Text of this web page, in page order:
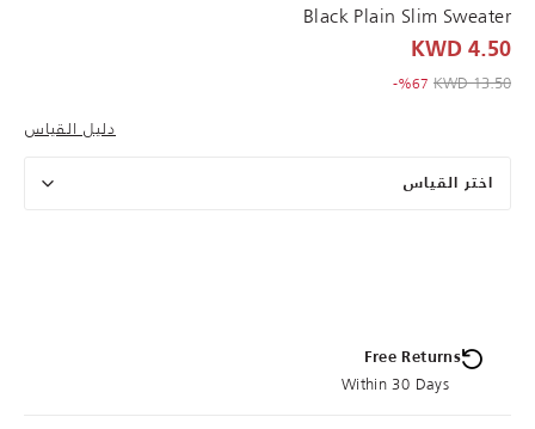
Black Plain Slim Sweater
4.50 KWD
Price reduced from
13.50 KWD
to 4.50 KWD
%67-
دليل القياس
اختر القياس
Free Returns
Within 30 Days